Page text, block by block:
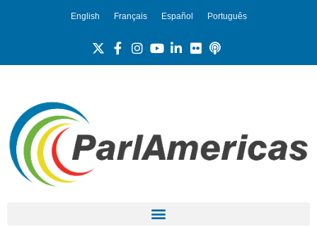
English Français Español Português